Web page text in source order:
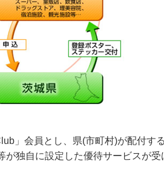
」会員とし、県(市町村)が配付す
独自に設定した優待サービスが受